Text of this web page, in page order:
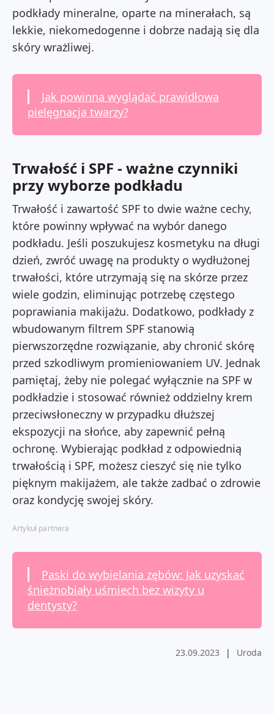
podkłady mineralne, oparte na minerałach, są
lekkie, niekomedogenne i dobrze nadają się dla
skóry wrażliwej.
Jak powinna wyglądać prawidłowa
pielęgnacja twarzy?
Trwałość i SPF - ważne czynniki
przy wyborze podkładu
Trwałość i zawartość SPF to dwie ważne cechy,
które powinny wpływać na wybór danego
podkładu. Jeśli poszukujesz kosmetyku na długi
dzień, zwróć uwagę na produkty o wydłużonej
trwałości, które utrzymają się na skórze przez
wiele godzin, eliminując potrzebę częstego
poprawiania makijażu. Dodatkowo, podkłady z
wbudowanym filtrem SPF stanowią
pierwszorzędne rozwiązanie, aby chronić skórę
przed szkodliwym promieniowaniem UV. Jednak
pamiętaj, żeby nie polegać wyłącznie na SPF w
podkładzie i stosować również oddzielny krem
przeciwsłoneczny w przypadku dłuższej
ekspozycji na słońce, aby zapewnić pełną
ochronę. Wybierając podkład z odpowiednią
trwałością i SPF, możesz cieszyć się nie tylko
pięknym makijażem, ale także zadbać o zdrowie
oraz kondycję swojej skóry.
Artykuł partnera
Paski do wybielania zębów: Jak uzyskać
śnieżnobiały uśmiech bez wizyty u
dentysty?
23.09.2023 | Uroda